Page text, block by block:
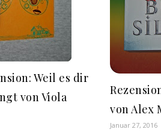
Weil es dir
von Viola
von Alex
Januar 27, 2016